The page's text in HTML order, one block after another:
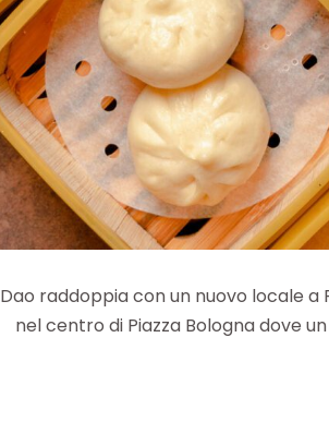
Dao raddoppia con un nuovo locale a
nel centro di Piazza Bologna dove